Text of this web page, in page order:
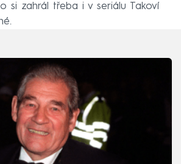
si zahrál třeba i v seriálu Takoví